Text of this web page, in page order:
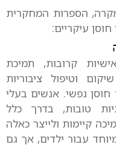
הספרות המחקרית
עיקריים:
קרובות, תמיכת
וטיפול ציבוריות
חוסן נפשי. אנשים בעלי
טובות, בדרך כלל
קיימות ולייצר כאלה
עבור ילדים, אך גם